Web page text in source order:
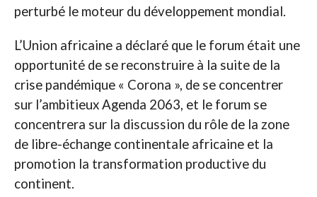
perturbé le moteur du développement mondial.
L’Union africaine a déclaré que le forum était une
opportunité de se reconstruire à la suite de la
crise pandémique « Corona », de se concentrer
sur l’ambitieux Agenda 2063, et le forum se
concentrera sur la discussion du rôle de la zone
de libre-échange continentale africaine et la
promotion la transformation productive du
continent.